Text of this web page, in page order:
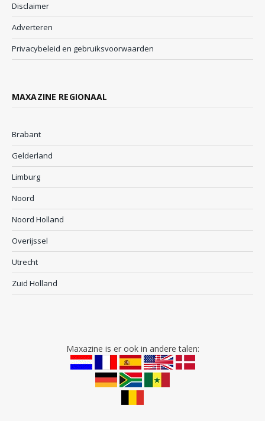
Disclaimer
Adverteren
Privacybeleid en gebruiksvoorwaarden
MAXAZINE REGIONAAL
Brabant
Gelderland
Limburg
Noord
Noord Holland
Overijssel
Utrecht
Zuid Holland
Maxazine is er ook in andere talen: